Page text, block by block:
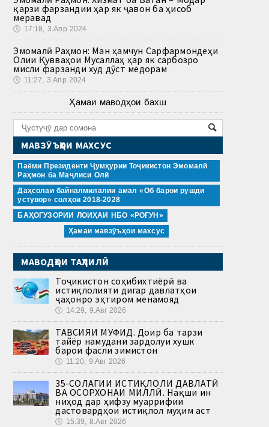
қарзи фарзандии ҳар як ҷавон ба ҳисоб
меравад
🕔 17:18, 3.Апр 2024
Эмомалӣ Раҳмон: Ман ҳамчун Сарфармондеҳи
Олии Қувваҳои Мусаллаҳ ҳар як сарбозро
мисли фарзанди худ дӯст медорам
🕔 11:27, 3.Апр 2024
Ҳамаи маводҳои бахш
МАВЗӮЪҲОИ МАХСУС
Паёми Президенти Ҷумҳурии Тоҷикистон Эмомалӣ
Раҳмон ба Маҷлиси Олӣ
Даҳсолаи байналмилалии амал «Об барои рушди
устувор» солҳои 2018-2028
БАҲОГУЗОРИИ ЛОИҲАИ НБО «РОҒУН»
Ҳамаи мавзӯъҳои махсус
МАВОДҲОИ ТАҲЛИЛӢ
Тоҷикистон соҳибихтиёрӣ ва
истиқлолияти дигар давлатҳои
ҷаҳонро эҳтиром менамояд
🕔 14:29, 9.Авг 2026
ТАВСИЯИ МУФИД. Доир ба тарзи
тайёр намудани зардолуи хушк
барои фасли зимистон
🕔 11:20, 9.Авг 2026
35-СОЛАГИИ ИСТИҚЛОЛИ ДАВЛАТӢ
ВА ОСОРХОНАИ МИЛЛӢ. Нақши ин
ниҳод дар ҳифзу муаррифии
дастовардҳои истиқлол муҳим аст
🕔 15:39, 8.Авг 2026